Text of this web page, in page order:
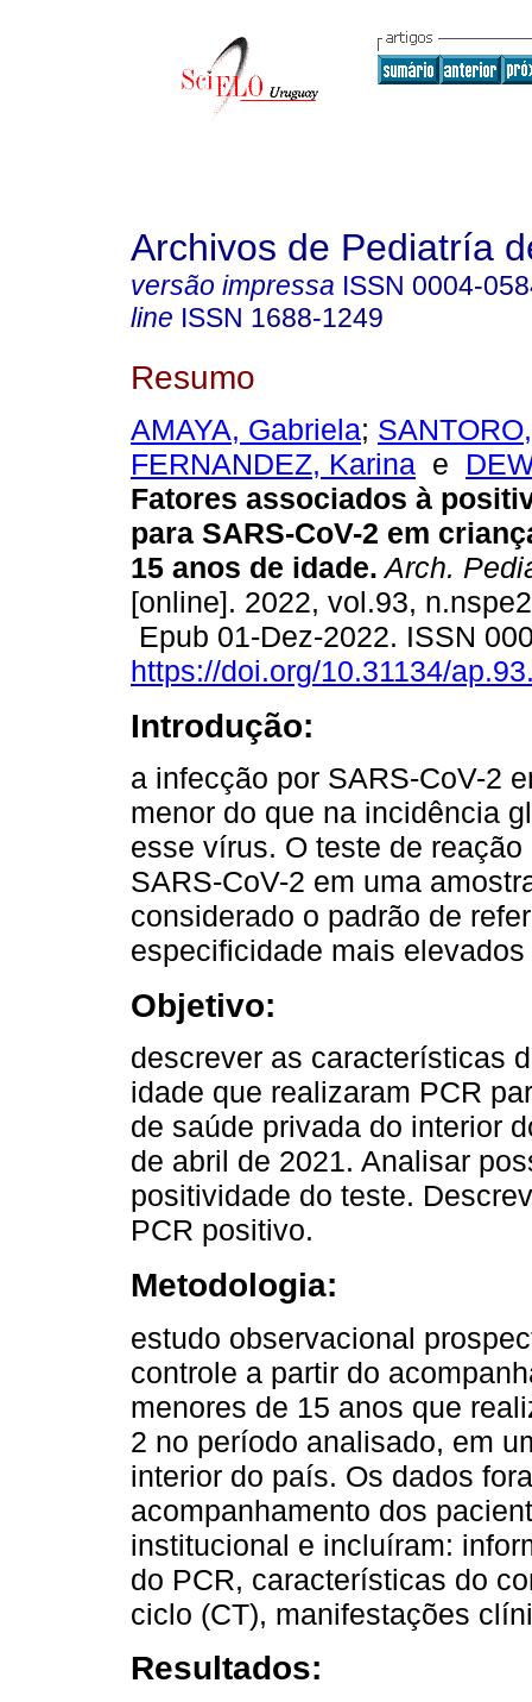
Archivos de Pediatría
versão impressa ISSN 0004-
line ISSN 1688-1249
Resumo
AMAYA, Gabriela;
FERNANDEZ, Karina e
Fatores associados à
para SARS-CoV-2 em
15 anos de idade. Arch.
[online]. 2022, vol.93,
Epub 01-Dez-2022. ISSN
https://doi.org/10.31134/
Introdução:
a infecção por SARS-CoV-2
menor do que na incidência
esse vírus. O teste de
SARS-CoV-2 em uma
considerado o padrão de
especificidade mais
Objetivo:
descrever as características
idade que realizaram PCR
de saúde privada do interior
de abril de 2021. Analisar
positividade do teste.
PCR positivo.
Metodologia:
estudo observacional
controle a partir do
menores de 15 anos que
2 no período analisado, em
interior do país. Os dados
acompanhamento dos
institucional e incluíram:
do PCR, características do
ciclo (CT), manifestações
Resultados: